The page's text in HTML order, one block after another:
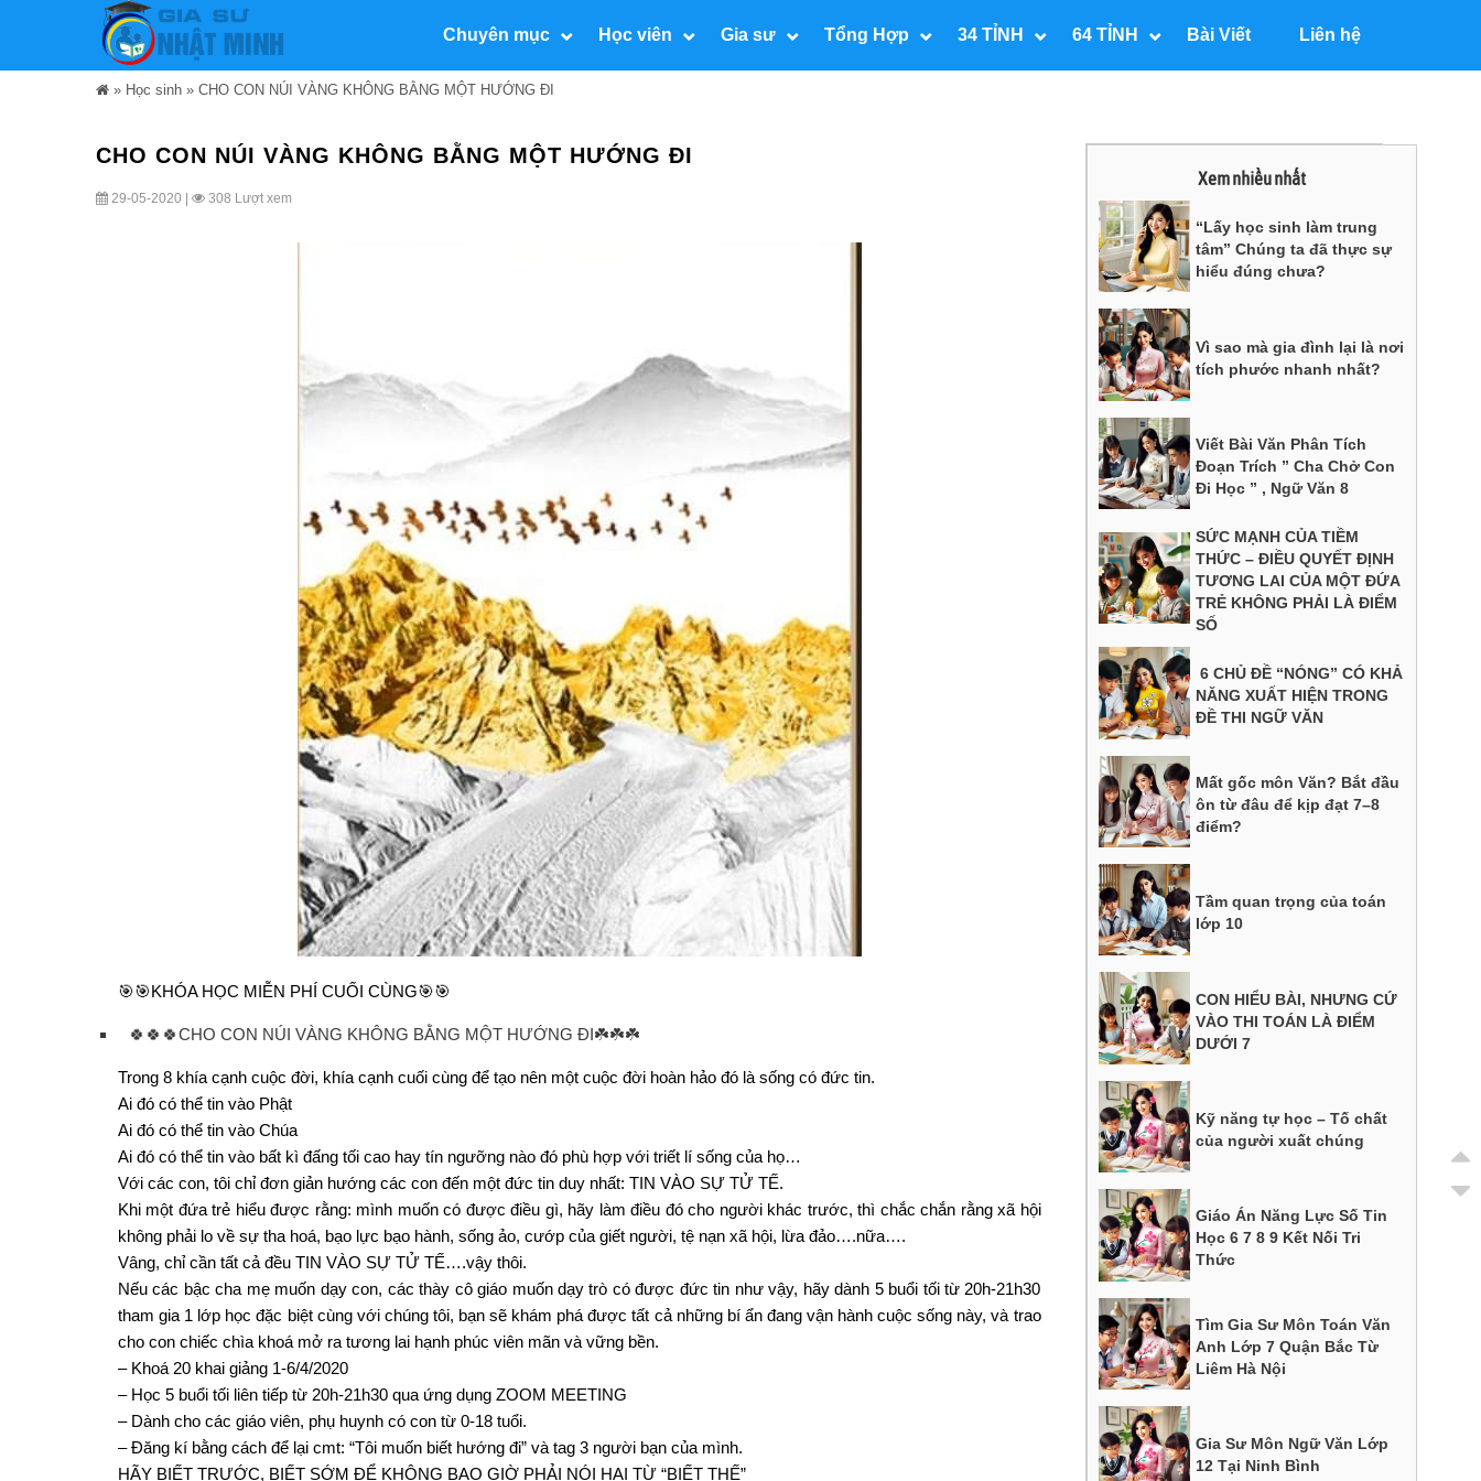
Chuyên mục Học viên Gia sư Tổng Hợp 34 TỈNH 64 TỈNH Bài Viết Liên hệ
» Học sinh » CHO CON NÚI VÀNG KHÔNG BẰNG MỘT HƯỚNG ĐI
CHO CON NÚI VÀNG KHÔNG BẰNG MỘT HƯỚNG ĐI
29-05-2020 | 308 Lượt xem
🎯🎯KHÓA HỌC MIỄN PHÍ CUỐI CÙNG🎯🎯
🍀🍀🍀CHO CON NÚI VÀNG KHÔNG BẰNG MỘT HƯỚNG ĐI☘️☘️☘️
Trong 8 khía cạnh cuộc đời, khía cạnh cuối cùng để tạo nên một cuộc đời hoàn hảo đó là sống có đức tin.
Ai đó có thể tin vào Phật
Ai đó có thể tin vào Chúa
Ai đó có thể tin vào bất kì đấng tối cao hay tín ngưỡng nào đó phù hợp với triết lí sống của họ…
Với các con, tôi chỉ đơn giản hướng các con đến một đức tin duy nhất: TIN VÀO SỰ TỬ TẾ.
Khi một đứa trẻ hiểu được rằng: mình muốn có được điều gì, hãy làm điều đó cho người khác trước, thì chắc chắn rằng xã hội
không phải lo về sự tha hoá, bạo lực bạo hành, sống ảo, cướp của giết người, tệ nạn xã hội, lừa đảo….nữa….
Vâng, chỉ cần tất cả đều TIN VÀO SỰ TỬ TẾ….vậy thôi.
Nếu các bậc cha mẹ muốn dạy con, các thày cô giáo muốn dạy trò có được đức tin như vậy, hãy dành 5 buổi tối từ 20h-21h30
tham gia 1 lớp học đặc biệt cùng với chúng tôi, bạn sẽ khám phá được tất cả những bí ẩn đang vận hành cuộc sống này, và trao
cho con chiếc chìa khoá mở ra tương lai hạnh phúc viên mãn và vững bền.
– Khoá 20 khai giảng 1-6/4/2020
– Học 5 buổi tối liên tiếp từ 20h-21h30 qua ứng dụng ZOOM MEETING
– Dành cho các giáo viên, phụ huynh có con từ 0-18 tuổi.
– Đăng kí bằng cách để lại cmt: “Tôi muốn biết hướng đi” và tag 3 người bạn của mình.
HÃY BIẾT TRƯỚC, BIẾT SỚM ĐỂ KHÔNG BAO GIỜ PHẢI NÓI HAI TỪ “BIẾT THẾ”
Xem nhiều nhất
“Lấy học sinh làm trung
tâm” Chúng ta đã thực sự
hiểu đúng chưa?
Vì sao mà gia đình lại là nơi
tích phước nhanh nhất?
Viết Bài Văn Phân Tích
Đoạn Trích ” Cha Chở Con
Đi Học ” , Ngữ Văn 8
SỨC MẠNH CỦA TIỀM
THỨC – ĐIỀU QUYẾT ĐỊNH
TƯƠNG LAI CỦA MỘT ĐỨA
TRẺ KHÔNG PHẢI LÀ ĐIỂM
SỐ
6 CHỦ ĐỀ “NÓNG” CÓ KHẢ
NĂNG XUẤT HIỆN TRONG
ĐỀ THI NGỮ VĂN
Mất gốc môn Văn? Bắt đầu
ôn từ đâu để kịp đạt 7–8
điểm?
Tầm quan trọng của toán
lớp 10
CON HIỂU BÀI, NHƯNG CỨ
VÀO THI TOÁN LÀ ĐIỂM
DƯỚI 7
Kỹ năng tự học – Tố chất
của người xuất chúng
Giáo Án Năng Lực Số Tin
Học 6 7 8 9 Kết Nối Tri
Thức
Tìm Gia Sư Môn Toán Văn
Anh Lớp 7 Quận Bắc Từ
Liêm Hà Nội
Gia Sư Môn Ngữ Văn Lớp
12 Tại Ninh Bình